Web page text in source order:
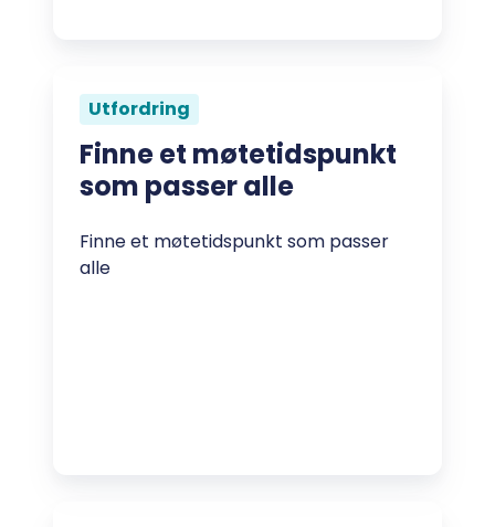
Utfordring
Finne et møtetidspunkt
som passer alle
Finne et møtetidspunkt som passer
alle